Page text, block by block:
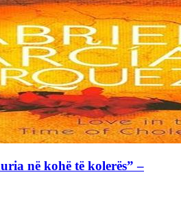
në kohë të kolerës” –